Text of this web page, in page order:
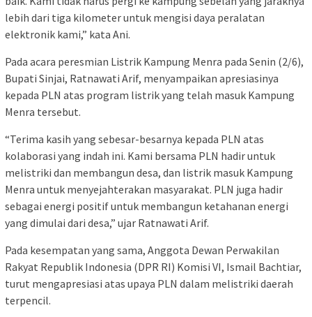
lebih dari tiga kilometer untuk mengisi daya peralatan
elektronik kami,” kata Ani.
Pada acara peresmian Listrik Kampung Menra pada Senin (2/6),
Bupati Sinjai, Ratnawati Arif, menyampaikan apresiasinya
kepada PLN atas program listrik yang telah masuk Kampung
Menra tersebut.
“Terima kasih yang sebesar-besarnya kepada PLN atas
kolaborasi yang indah ini. Kami bersama PLN hadir untuk
melistriki dan membangun desa, dan listrik masuk Kampung
Menra untuk menyejahterakan masyarakat. PLN juga hadir
sebagai energi positif untuk membangun ketahanan energi
yang dimulai dari desa,” ujar Ratnawati Arif.
Pada kesempatan yang sama, Anggota Dewan Perwakilan
Rakyat Republik Indonesia (DPR RI) Komisi VI, Ismail Bachtiar,
turut mengapresiasi atas upaya PLN dalam melistriki daerah
terpencil.